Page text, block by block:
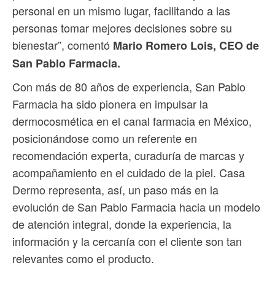
personal en un mismo lugar, facilitando a las
personas tomar mejores decisiones sobre su
bienestar”, comentó Mario Romero Lois, CEO de
San Pablo Farmacia.
Con más de 80 años de experiencia, San Pablo
Farmacia ha sido pionera en impulsar la
dermocosmética en el canal farmacia en México,
posicionándose como un referente en
recomendación experta, curaduría de marcas y
acompañamiento en el cuidado de la piel. Casa
Dermo representa, así, un paso más en la
evolución de San Pablo Farmacia hacia un modelo
de atención integral, donde la experiencia, la
información y la cercanía con el cliente son tan
relevantes como el producto.